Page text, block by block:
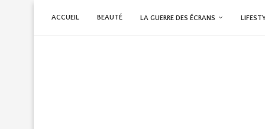
ACCUEIL BEAUTÉ LA GUERRE DES ÉCRANS